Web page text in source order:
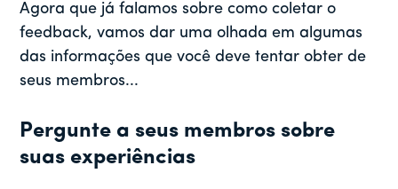
Agora que já falamos sobre como coletar o
feedback, vamos dar uma olhada em algumas
das informações que você deve tentar obter de
seus membros...
Pergunte a seus membros sobre
suas experiências